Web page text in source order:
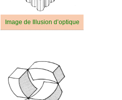
Image de Illusion d’optique